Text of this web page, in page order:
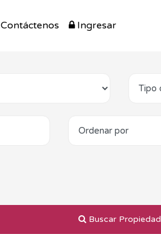
Contáctenos Ingresar
Buscar Propiedad